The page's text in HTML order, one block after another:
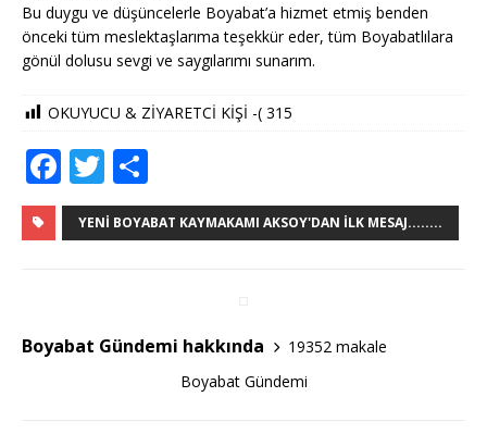
Bu duygu ve düşüncelerle Boyabat’a hizmet etmiş benden
önceki tüm meslektaşlarıma teşekkür eder, tüm Boyabatlılara
gönül dolusu sevgi ve saygılarımı sunarım.
OKUYUCU & ZİYARETCİ KİŞİ -( 315
F
a
c
o
T
w
it
h
ar
YENI BOYABAT KAYMAKAMI AKSOY'DAN İLK MESAJ........
Boyabat Gündemi hakkında
19352 makale
Boyabat Gündemi